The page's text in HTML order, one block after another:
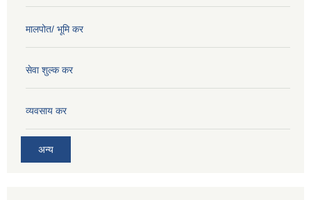
मालपोत/ भूमि कर
सेवा शुल्क कर
व्यवसाय कर
अन्य